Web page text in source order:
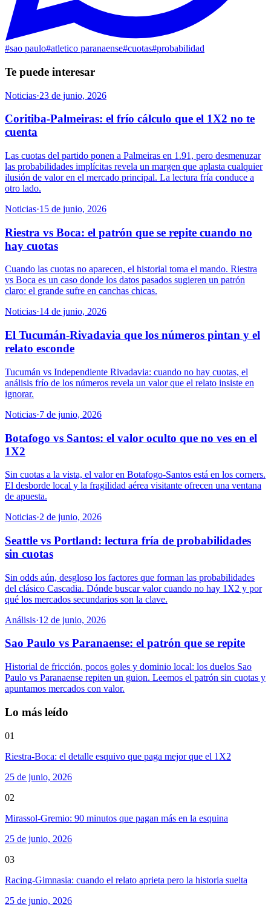
#sao paulo#atletico paranaense#cuotas#probabilidad
Te puede interesar
Noticias·23 de junio, 2026
Coritiba-Palmeiras: el frío cálculo que el 1X2 no te
cuenta
Las cuotas del partido ponen a Palmeiras en 1.91, pero desmenuzar
las probabilidades implícitas revela un margen que aplasta cualquier
ilusión de valor en el mercado principal. La lectura fría conduce a
otro lado.
Noticias·15 de junio, 2026
Riestra vs Boca: el patrón que se repite cuando no
hay cuotas
Cuando las cuotas no aparecen, el historial toma el mando. Riestra
vs Boca es un caso donde los datos pasados sugieren un patrón
claro: el grande sufre en canchas chicas.
Noticias·14 de junio, 2026
El Tucumán-Rivadavia que los números pintan y el
relato esconde
Tucumán vs Independiente Rivadavia: cuando no hay cuotas, el
análisis frío de los números revela un valor que el relato insiste en
ignorar.
Noticias·7 de junio, 2026
Botafogo vs Santos: el valor oculto que no ves en el
1X2
Sin cuotas a la vista, el valor en Botafogo-Santos está en los corners.
El desborde local y la fragilidad aérea visitante ofrecen una ventana
de apuesta.
Noticias·2 de junio, 2026
Seattle vs Portland: lectura fría de probabilidades
sin cuotas
Sin odds aún, desgloso los factores que forman las probabilidades
del clásico Cascadia. Dónde buscar valor cuando no hay 1X2 y por
qué los mercados secundarios son la clave.
Análisis·12 de junio, 2026
Sao Paulo vs Paranaense: el patrón que se repite
Historial de fricción, pocos goles y dominio local: los duelos Sao
Paulo vs Paranaense repiten un guion. Leemos el patrón sin cuotas y
apuntamos mercados con valor.
Lo más leído
01
Riestra-Boca: el detalle esquivo que paga mejor que el 1X2
25 de junio, 2026
02
Mirassol-Gremio: 90 minutos que pagan más en la esquina
25 de junio, 2026
03
Racing-Gimnasia: cuando el relato aprieta pero la historia suelta
25 de junio, 2026